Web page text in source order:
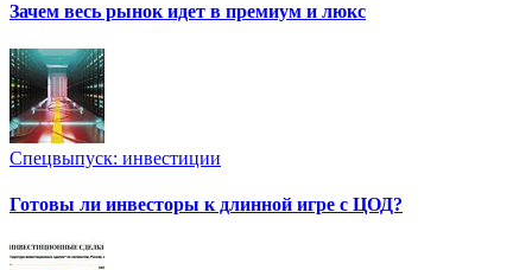
Зачем весь рынок идет в премиум и люкс
Спецвыпуск: инвестиции
Готовы ли инвесторы к длинной игре с ЦОД?